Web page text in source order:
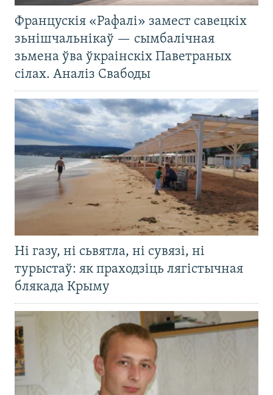
Францускія «Рафалі» замест савецкіх
зьнішчальнікаў — сымбалічная
зьмена ўва ўкраінскіх Паветраных
сілах. Аналіз Свабоды
Ні газу, ні сьвятла, ні сувязі, ні
турыстаў: як праходзіць лягістычная
блякада Крыму